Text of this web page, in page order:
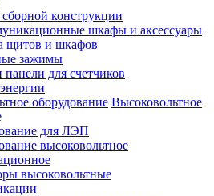
конструкции
шкафы и аксессуары
щитов и шкафов
зажимы
для счетчиков
Высоковольтное
для ЛЭП
высоковольтное
высоковольтные